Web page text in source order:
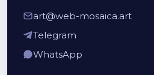
art@web-mosaica.art
Telegram
WhatsApp